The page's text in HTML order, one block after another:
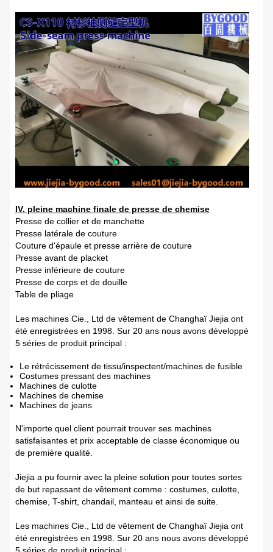
IV. pleine machine finale de presse de chemise
Presse de collier et de manchette
Presse latérale de couture
Couture d'épaule et presse arrière de couture
Presse avant de placket
Presse inférieure de couture
Presse de corps et de douille
Table de pliage
Les machines Cie., Ltd de vêtement de Changhaï Jiejia ont
été enregistrées en 1998. Sur 20 ans nous avons développé
5 séries de produit principal :
Le rétrécissement de tissu/inspectent/machines de fusible
Costumes pressant des machines
Machines de culotte
Machines de chemise
Machines de jeans
N'importe quel client pourrait trouver ses machines
satisfaisantes et prix acceptable de classe économique ou
de première qualité.
Jiejia a pu fournir avec la pleine solution pour toutes sortes
de but repassant de vêtement comme : costumes, culotte,
chemise, T-shirt, chandail, manteau et ainsi de suite.
Les machines Cie., Ltd de vêtement de Changhaï Jiejia ont
été enregistrées en 1998. Sur 20 ans nous avons développé